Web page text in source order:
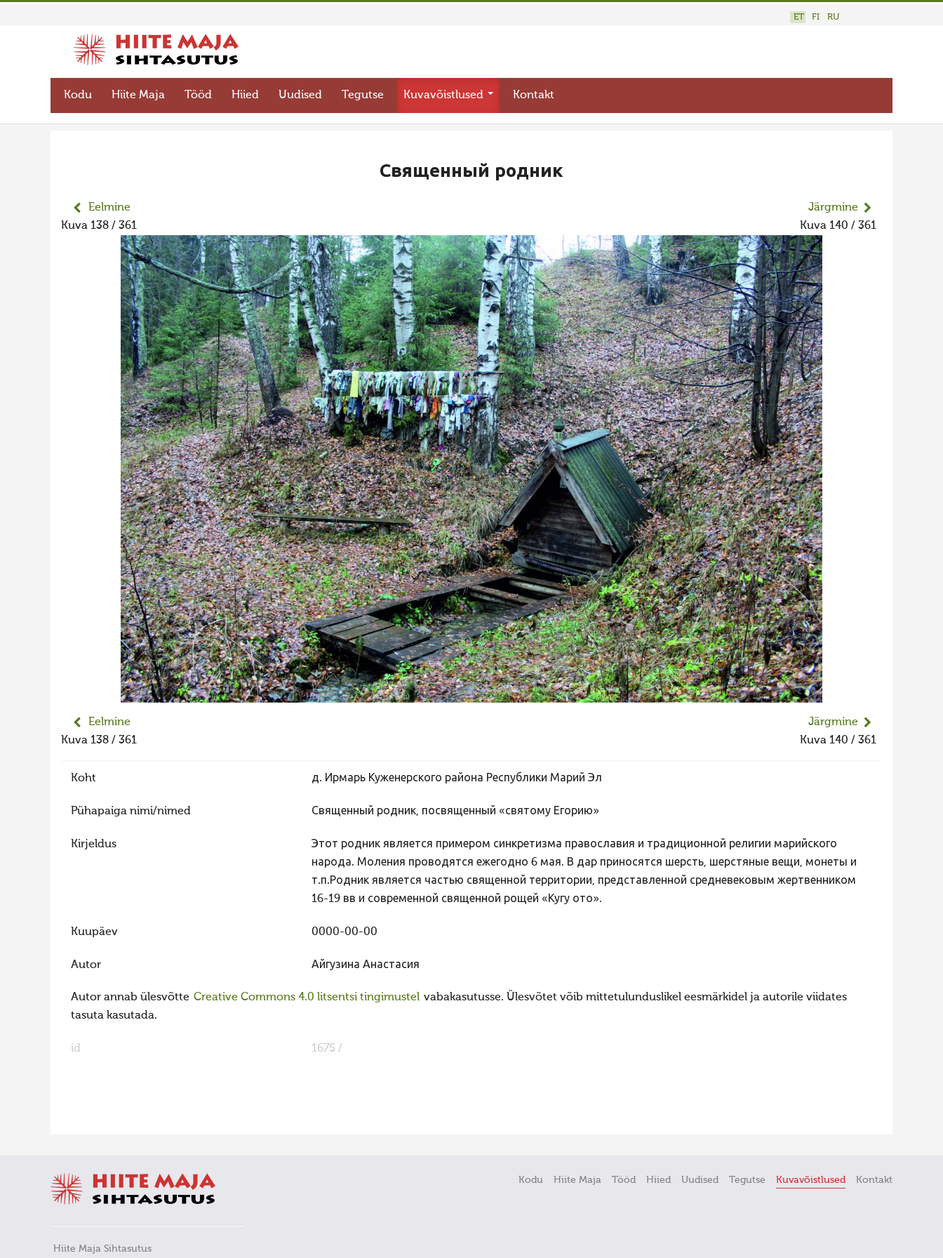
ET FI RU
Kodu Hiite Maja Tööd Hiied Uudised Tegutse Kuvavõistlused Kontakt
Священный родник
Eelmine
Kuva 138 / 361
Järgmine
Kuva 140 / 361
Eelmine
Kuva 138 / 361
Järgmine
Kuva 140 / 361
Koht д. Ирмарь Куженерского района Республики Марий Эл
Pühapaiga nimi/nimed Священный родник, посвященный «святому Егорию»
Kirjeldus
Этот родник является примером синкретизма православия и традиционной религии марийского
народа. Моления проводятся ежегодно 6 мая. В дар приносятся шерсть, шерстяные вещи, монеты и
т.п.Родник является частью священной территории, представленной средневековым жертвенником
16-19 вв и современной священной рощей «Кугу ото».
Kuupäev 0000-00-00
Autor Айгузина Анастасия
Autor annab ülesvõtte Creative Commons 4.0 litsentsi tingimustel vabakasutusse. Ülesvõtet võib mittetulunduslikel eesmärkidel ja autorile viidates
tasuta kasutada.
id 1675 /
Hiite Maja Sihtasutus
Kodu Hiite Maja Tööd Hiied Uudised Tegutse Kuvavõistlused Kontakt